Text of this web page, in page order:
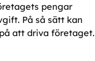
pengar
På så sätt kan
att driva företaget.